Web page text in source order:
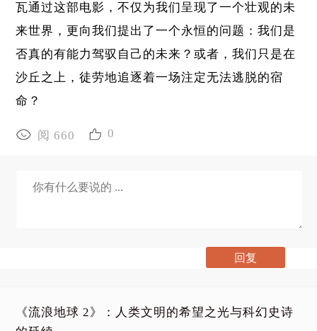
瓦通过这部电影，不仅为我们呈现了一个壮观的未
来世界，更向我们提出了一个永恒的问题：我们是
否真的有能力驾驭自己的未来？或者，我们只是在
沙丘之上，徒劳地追逐着一场注定无法逃脱的宿
命？
阅 660 0
《流浪地球 2》：人类文明的希望之光与科幻史诗